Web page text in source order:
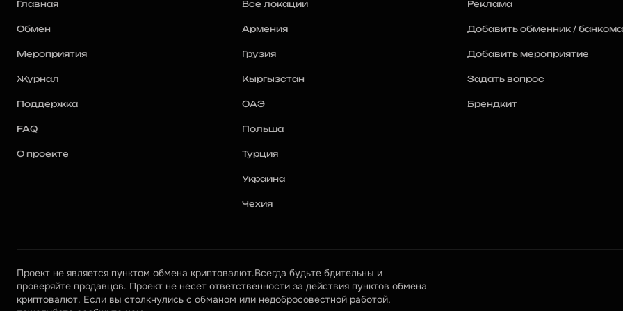
Главная
Обмен
Мероприятия
Журнал
Поддержка
FAQ
О проекте
Все локации
Армения
Грузия
Кыргызстан
ОАЭ
Польша
Турция
Украина
Чехия
Реклама
Добавить обменник /
Добавить мероприятие
Задать вопрос
Брендкит
Проект не является пунктом обмена криптовалют.Всегда будьте бдительны и
проверяйте продавцов. Проект не несет ответственности за действия пунктов обмена
криптовалют. Если вы столкнулись с обманом или недобросовестной работой,